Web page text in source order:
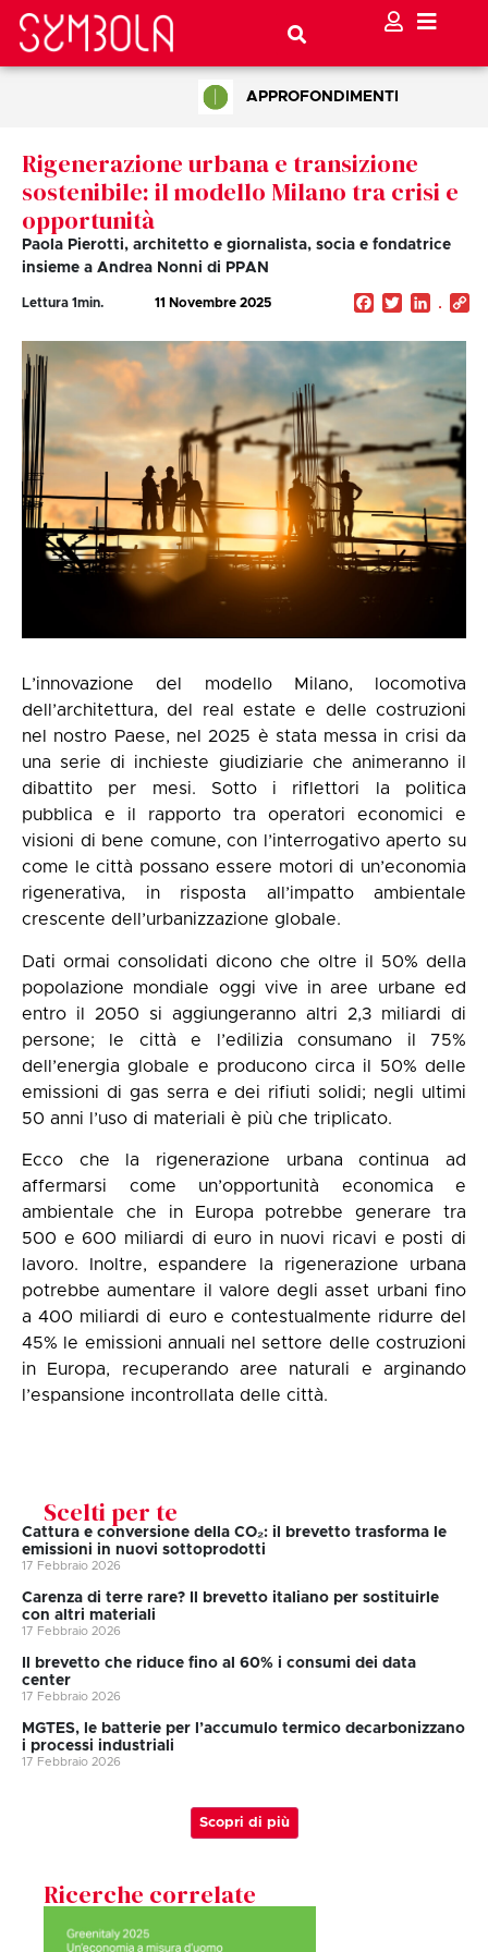
APPROFONDIMENTI
Rigenerazione urbana e transizione
sostenibile: il modello Milano tra crisi e
opportunità
Paola Pierotti, architetto e giornalista, socia e fondatrice
insieme a Andrea Nonni di PPAN
Lettura 1min. 11 Novembre 2025 Facebook
Twitter
L’innovazione del modello Milano, locomotiva
dell’architettura, del real estate e delle costruzioni
nel nostro Paese, nel 2025 è stata messa in crisi da
una serie di inchieste giudiziarie che animeranno il
dibattito per mesi. Sotto i riflettori la politica
pubblica e il rapporto tra operatori economici e
visioni di bene comune, con l’interrogativo aperto su
come le città possano essere motori di un’economia
rigenerativa, in risposta all’impatto ambientale
crescente dell’urbanizzazione globale.
Dati ormai consolidati dicono che oltre il 50% della
popolazione mondiale oggi vive in aree urbane ed
entro il 2050 si aggiungeranno altri 2,3 miliardi di
persone; le città e l’edilizia consumano il 75%
dell’energia globale e producono circa il 50% delle
emissioni di gas serra e dei rifiuti solidi; negli ultimi
50 anni l’uso di materiali è più che triplicato.
Ecco che la rigenerazione urbana continua ad
affermarsi come un’opportunità economica e
ambientale che in Europa potrebbe generare tra
500 e 600 miliardi di euro in nuovi ricavi e posti di
lavoro. Inoltre, espandere la rigenerazione urbana
potrebbe aumentare il valore degli asset urbani fino
a 400 miliardi di euro e contestualmente ridurre del
45% le emissioni annuali nel settore delle costruzioni
in Europa, recuperando aree naturali e arginando
l’espansione incontrollata delle città.
Scelti per te
Cattura e conversione della CO₂: il brevetto trasforma le
emissioni in nuovi sottoprodotti
17 Febbraio 2026
Carenza di terre rare? Il brevetto italiano per sostituirle
con altri materiali
17 Febbraio 2026
Il brevetto che riduce fino al 60% i consumi dei data
center
17 Febbraio 2026
MGTES, le batterie per l’accumulo termico decarbonizzano
i processi industriali
17 Febbraio 2026
Scopri di più
Ricerche correlate